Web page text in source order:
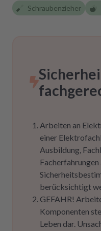
Schraubenzieher
Arbeiten an
einer
Ausbildung,
berücksichtigt
GEFAHR!
Komponenten
Leben dar.